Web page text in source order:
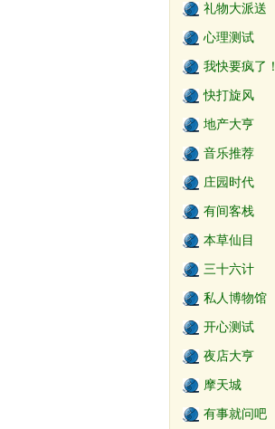
礼物大派送
心理测试
我快要疯了！
快打旋风
地产大亨
音乐推荐
庄园时代
有间客栈
本草仙目
三十六计
私人博物馆
开心测试
夜店大亨
摩天城
有事就问吧